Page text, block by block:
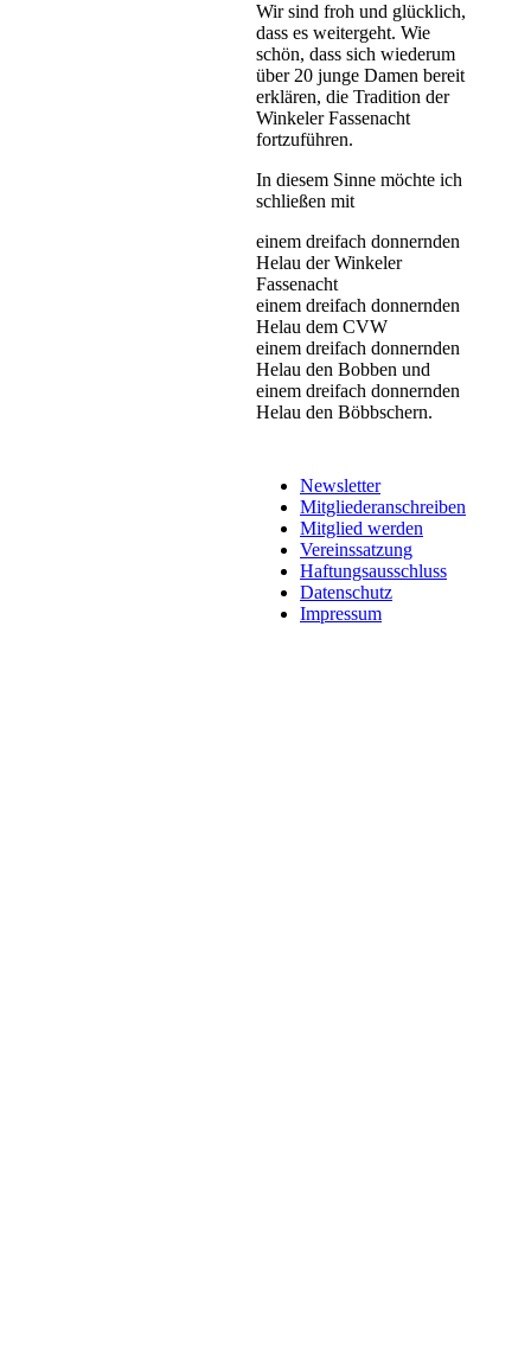
Wir sind froh und glücklich,
dass es weitergeht. Wie
schön, dass sich wiederum
über 20 junge Damen bereit
erklären, die Tradition der
Winkeler Fassenacht
fortzuführen.
In diesem Sinne möchte ich
schließen mit
einem dreifach donnernden
Helau der Winkeler
Fassenacht
einem dreifach donnernden
Helau dem CVW
einem dreifach donnernden
Helau den Bobben und
einem dreifach donnernden
Helau den Böbbschern.
Newsletter
Mitgliederanschreiben
Mitglied werden
Vereinssatzung
Haftungsausschluss
Datenschutz
Impressum